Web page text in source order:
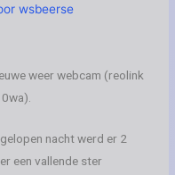
wsbeerse
weer webcam (reolink
nacht werd er 2
een vallende ster